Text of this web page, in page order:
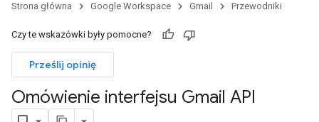
Strona główna Google Workspace Gmail Przewodniki
Czy te wskazówki były pomocne?
Prześlij opinię
Omówienie interfejsu Gmail API